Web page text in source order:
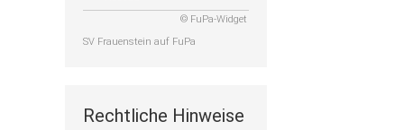
© FuPa-Widget
SV Frauenstein auf FuPa
Rechtliche Hinweise